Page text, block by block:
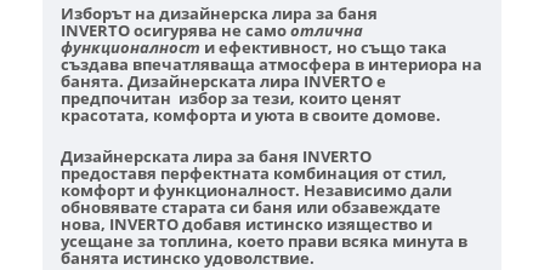
Изборът на дизайнерска лира за баня
INVERTOосигурява не самоотлична
функционалност и ефективност, но също така
създава впечатляваща атмосфера в интериора на
банята. Дизайнерската лира INVERTO е
предпочитан избор за тези, които ценят
красотата, комфорта и уюта в своите домове.
Дизайнерската лира за баня INVERTO
предоставя перфектната комбинация от стил,
комфорт и функционалност. Независимо дали
обновявате старата си баня или обзавеждате
нова, INVERTO добавя истинско изящество и
усещане за топлина, което прави всяка минута в
банята истинско удоволствие.